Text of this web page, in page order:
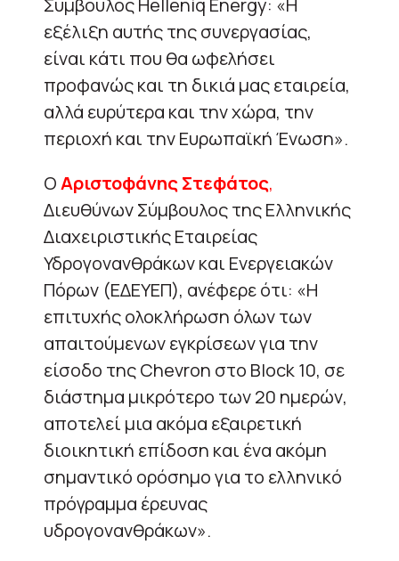
εξέλιξη αυτής της συνεργασίας,
είναι κάτι που θα ωφελήσει
προφανώς και τη δικιά μας εταιρεία,
αλλά ευρύτερα και την χώρα, την
περιοχή και την Ευρωπαϊκή Ένωση».
ΟΑριστοφάνης Στεφάτος,
Διευθύνων Σύμβουλος της Ελληνικής
Διαχειριστικής Εταιρείας
Υδρογονανθράκων και Ενεργειακών
Πόρων (ΕΔΕΥΕΠ), ανέφερε ότι: «Η
επιτυχής ολοκλήρωση όλων των
απαιτούμενων εγκρίσεων για την
είσοδο της Chevron στο Block 10, σε
διάστημα μικρότερο των 20 ημερών,
αποτελεί μια ακόμα εξαιρετική
διοικητική επίδοση και ένα ακόμη
σημαντικό ορόσημο για το ελληνικό
πρόγραμμα έρευνας
υδρογονανθράκων».